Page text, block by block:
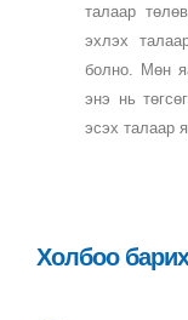
талаар
эхлэх
болно. Мөн
энэ нь
эсэх талаар
Холбоо барих